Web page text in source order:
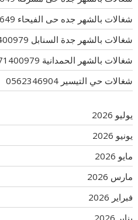
شغالات بالشهر جده حى الفيحاء 0577265649
شغالات بالشهر جدة السنابل 0571400979
شغالات بالشهر الحمدانية 0571400979
شغالات حي التيسير 0562346904
يوليو 2026
يونيو 2026
مايو 2026
مارس 2026
فبراير 2026
يناير 2026